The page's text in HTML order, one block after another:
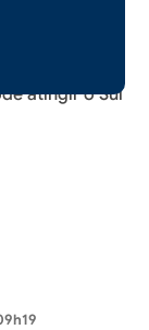
atingir o Sul